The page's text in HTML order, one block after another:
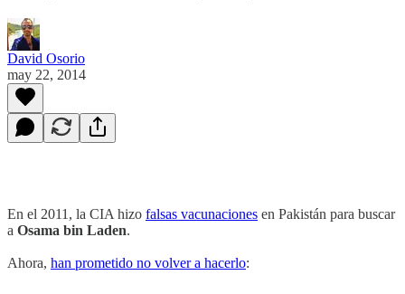
David Osorio
may 22, 2014
En el 2011, la CIA hizo falsas vacunaciones en Pakistán para buscar
a Osama bin Laden.
Ahora, han prometido no volver a hacerlo: